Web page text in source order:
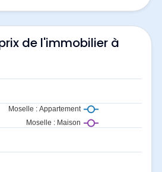
de l'immobilier à